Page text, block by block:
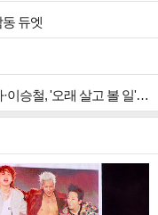
듀엣
'유퀴즈' 이은결·임봉근 할머니&임다운 작가·이승철, '오래 살고 볼 일' 특집 출격